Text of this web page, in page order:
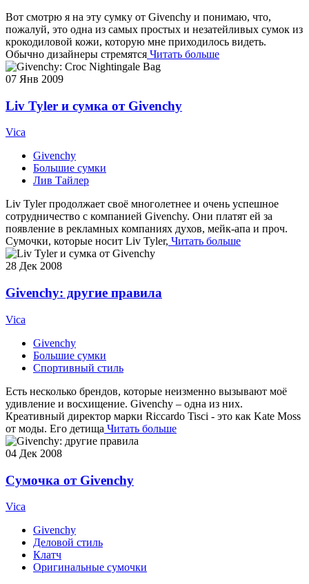
Вот смотрю я на эту сумку от Givenchy и понимаю, что,
пожалуй, это одна из самых простых и незатейливых сумок из
крокодиловой кожи, которую мне приходилось видеть.
Обычно дизайнеры стремятся Читать больше
07 Янв 2009
Liv Tyler и сумка от Givenchy
Vica
Givenchy
Большие сумки
Лив Тайлер
Liv Tyler продолжает своё многолетнее и очень успешное
сотрудничество с компанией Givenchy. Они платят ей за
появление в рекламных компаниях духов, мейк-апа и проч.
Сумочки, которые носит Liv Tyler, Читать больше
28 Дек 2008
Givenchy: другие правила
Vica
Givenchy
Большие сумки
Спортивный стиль
Есть несколько брендов, которые неизменно вызывают моё
удивление и восхищение. Givenchy – одна из них.
Креативный директор марки Riccardo Tisci - это как Kate Moss
от моды. Его детища Читать больше
04 Дек 2008
Сумочка от Givenchy
Vica
Givenchy
Деловой стиль
Клатч
Оригинальные сумочки